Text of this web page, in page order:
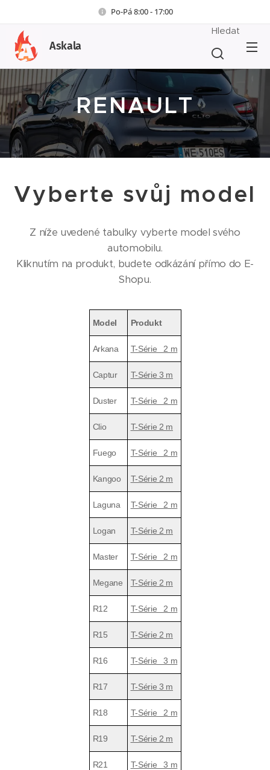
Po-Pá 8:00 - 17:00
Askala
Hledat
RENAULT
Vyberte svůj model
Z níže uvedené tabulky vyberte model svého
automobilu.
Kliknutím na produkt, budete odkázání přímo do E-
Shopu.
Model Produkt
Arkana T-Série 2 m
Captur T-Série 3 m
Duster T-Série 2 m
Clio T-Série 2 m
Fuego T-Série 2 m
Kangoo T-Série 2 m
Laguna T-Série 2 m
Logan T-Série 2 m
Master T-Série 2 m
Megane T-Série 2 m
R12 T-Série 2 m
R15 T-Série 2 m
R16 T-Série 3 m
R17 T-Série 3 m
R18 T-Série 2 m
R19 T-Série 2 m
R21 T-Série 3 m